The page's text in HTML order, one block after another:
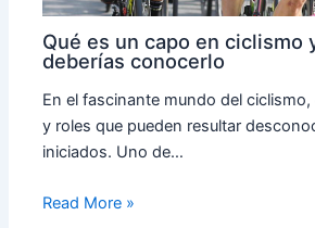
Qué es un capo en ciclismo
deberías conocerlo
En el fascinante mundo del
y roles que pueden resultar
iniciados. Uno de…
Read More »